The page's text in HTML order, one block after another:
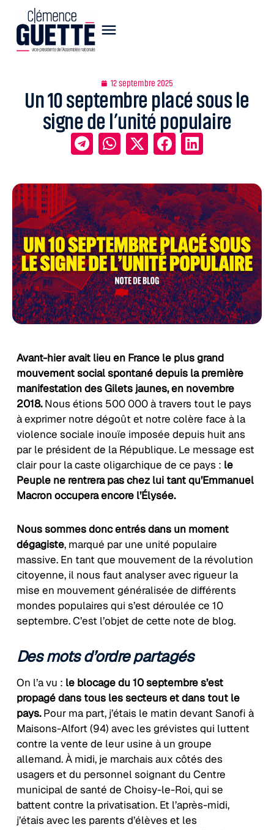
12 septembre 2025
Un 10 septembre placé sous le
signe de l’unité populaire
Avant-hier avait lieu en France le plus grand
mouvement social spontané depuis la première
manifestation des Gilets jaunes, en novembre
2018.Nous étions 500 000 à travers tout le pays
à exprimer notre dégoût et notre colère face à la
violence sociale inouïe imposée depuis huit ans
par le président de la République. Le message est
clair pour la caste oligarchique de ce pays : le
Peuple ne rentrera pas chez lui tant qu’Emmanuel
Macron occupera encore l’Élysée.
Nous sommes donc entrés dans un moment
dégagiste, marqué par une unité populaire
massive. En tant que mouvement de la révolution
citoyenne, il nous faut analyser avec rigueur la
mise en mouvement généralisée de différents
mondes populaires qui s’est déroulée ce 10
septembre. C’est l’objet de cette note de blog.
Des mots d’ordre partagés
On l’a vu : le blocage du 10 septembre s’est
propagé dans tous les secteurs et dans tout le
pays.Pour ma part, j’étais le matin devant Sanofi à
Maisons-Alfort (94) avec les grévistes qui luttent
contre la vente de leur usine à un groupe
allemand. À midi, je marchais aux côtés des
usagers et du personnel soignant du Centre
municipal de santé de Choisy-le-Roi, qui se
battent contre la privatisation. Et l’après-midi,
j’étais avec les parents d’élèves et les